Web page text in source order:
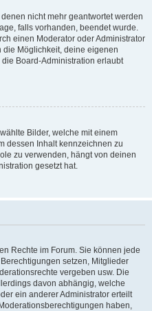
nicht mehr geantwortet werden
falls vorhanden, beendet wurde.
einen Moderator oder Administrator
die Möglichkeit, deine eigenen
Board-Administration erlaubt
Bilder, welche mit einem
dessen Inhalt kennzeichnen zu
zu verwenden, hängt von deinen
gesetzt hat.
Rechte im Forum. Sie können jede
setzen, Mitglieder
vergeben usw. Die
davon abhängig, welche
ein anderer Administrator erteilt
haben,